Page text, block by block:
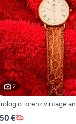
2
lorenz vintage
€